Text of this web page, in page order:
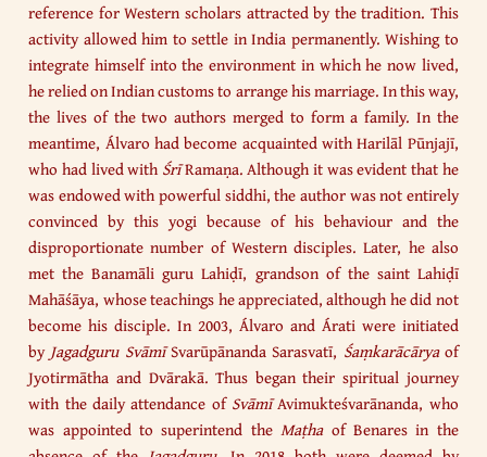
reference for Western scholars attracted by the tradition. This
activity allowed him to settle in India permanently. Wishing to
integrate himself into the environment in which he now lived,
he relied on Indian customs to arrange his marriage. In this way,
the lives of the two authors merged to form a family. In the
meantime, Álvaro had become acquainted with Harilāl Pūnjajī,
who had lived with ŚrīRamaṇa. Although it was evident that he
was endowed with powerful siddhi, the author was not entirely
convinced by this yogi because of his behaviour and the
disproportionate number of Western disciples. Later, he also
met the Banamāli guru Lahiḍī, grandson of the saint Lahiḍī
Mahāśāya, whose teachings he appreciated, although he did not
become his disciple. In 2003, Álvaro and Árati were initiated
by Jagadguru SvāmīSvarūpānanda Sarasvatī, Śaṃkarācāryaof
Jyotirmātha and Dvārakā. Thus began their spiritual journey
with the daily attendance of SvāmīAvimukteśvarānanda, who
was appointed to superintend theMaṭhaof Benares in the